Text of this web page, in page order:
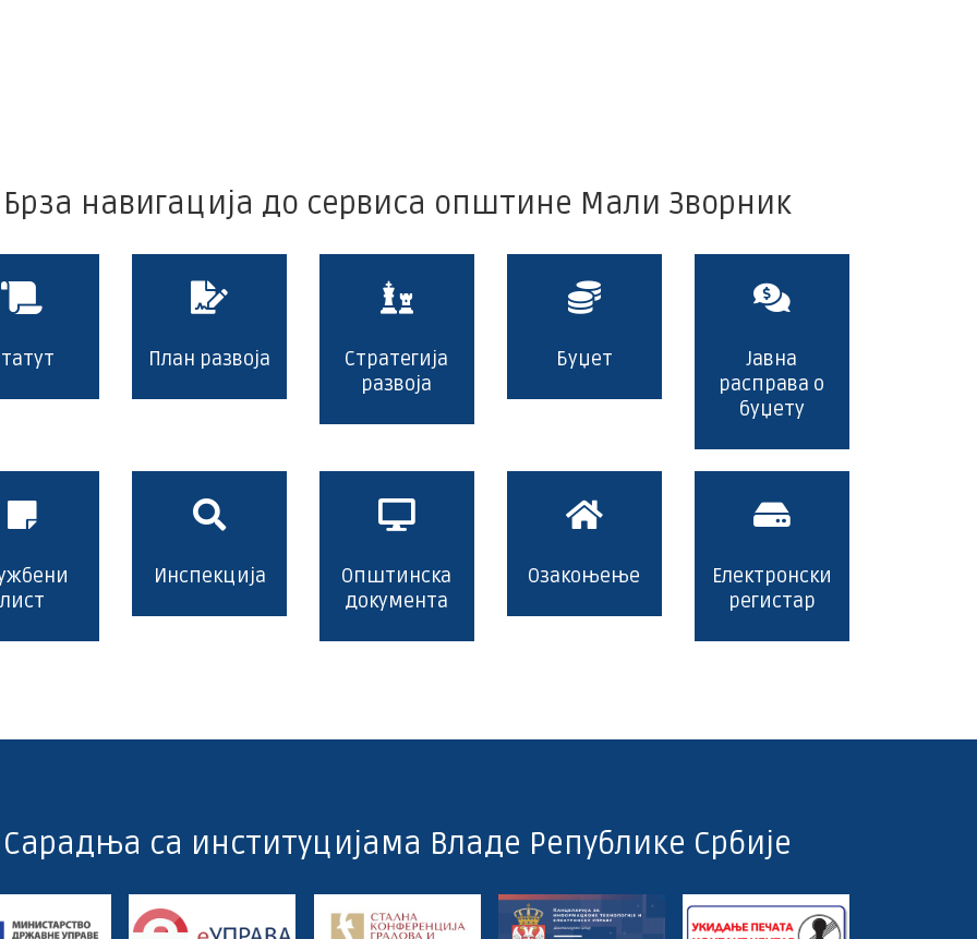
Брза навигација до сервиса општине Мали Зворник
План развоја
Стратегија
развоја
Буџет
Јавна
расправа о
буџету
лист
Инспекција
Општинска
документа
Озакоњење
Електронски
регистар
Сарадња са институцијама Владе Републике Србије